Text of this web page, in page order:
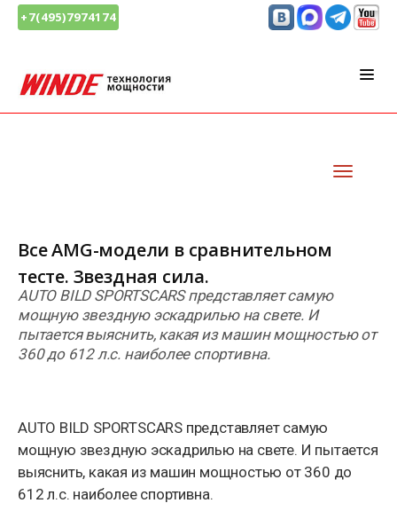
+7(495)7974174
Все AMG-модели в сравнительном
тесте. Звездная сила.
AUTO BILD SPORTSCARS представляет самую
мощную звездную эскадрилью на свете. И
пытается выяснить, какая из машин мощностью от
360 до 612 л.с. наиболее спортивна.
AUTO BILD SPORTSCARS представляет самую
мощную звездную эскадрилью на свете. И пытается
выяснить, какая из машин мощностью от 360 до
612 л.с. наиболее спортивна.